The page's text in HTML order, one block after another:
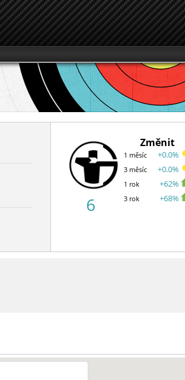
6
Změnit
1 měsíc
3 měsíc
1 rok
3 rok
+0.0%
+0.0%
+62%
+68%